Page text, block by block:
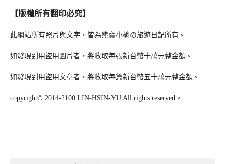
【版權所有翻印必究】
此網站所有照片與文字，皆為熊寶小榆の旅遊日記所有。
如發現到用盜用圖片者，將收取每張新台幣十萬元整金額。
如發現到用盜用文章者，將收取每篇新台幣五十萬元整金額。
copyright© 2014-2100 LIN-HSIN-YU All rights reserved。